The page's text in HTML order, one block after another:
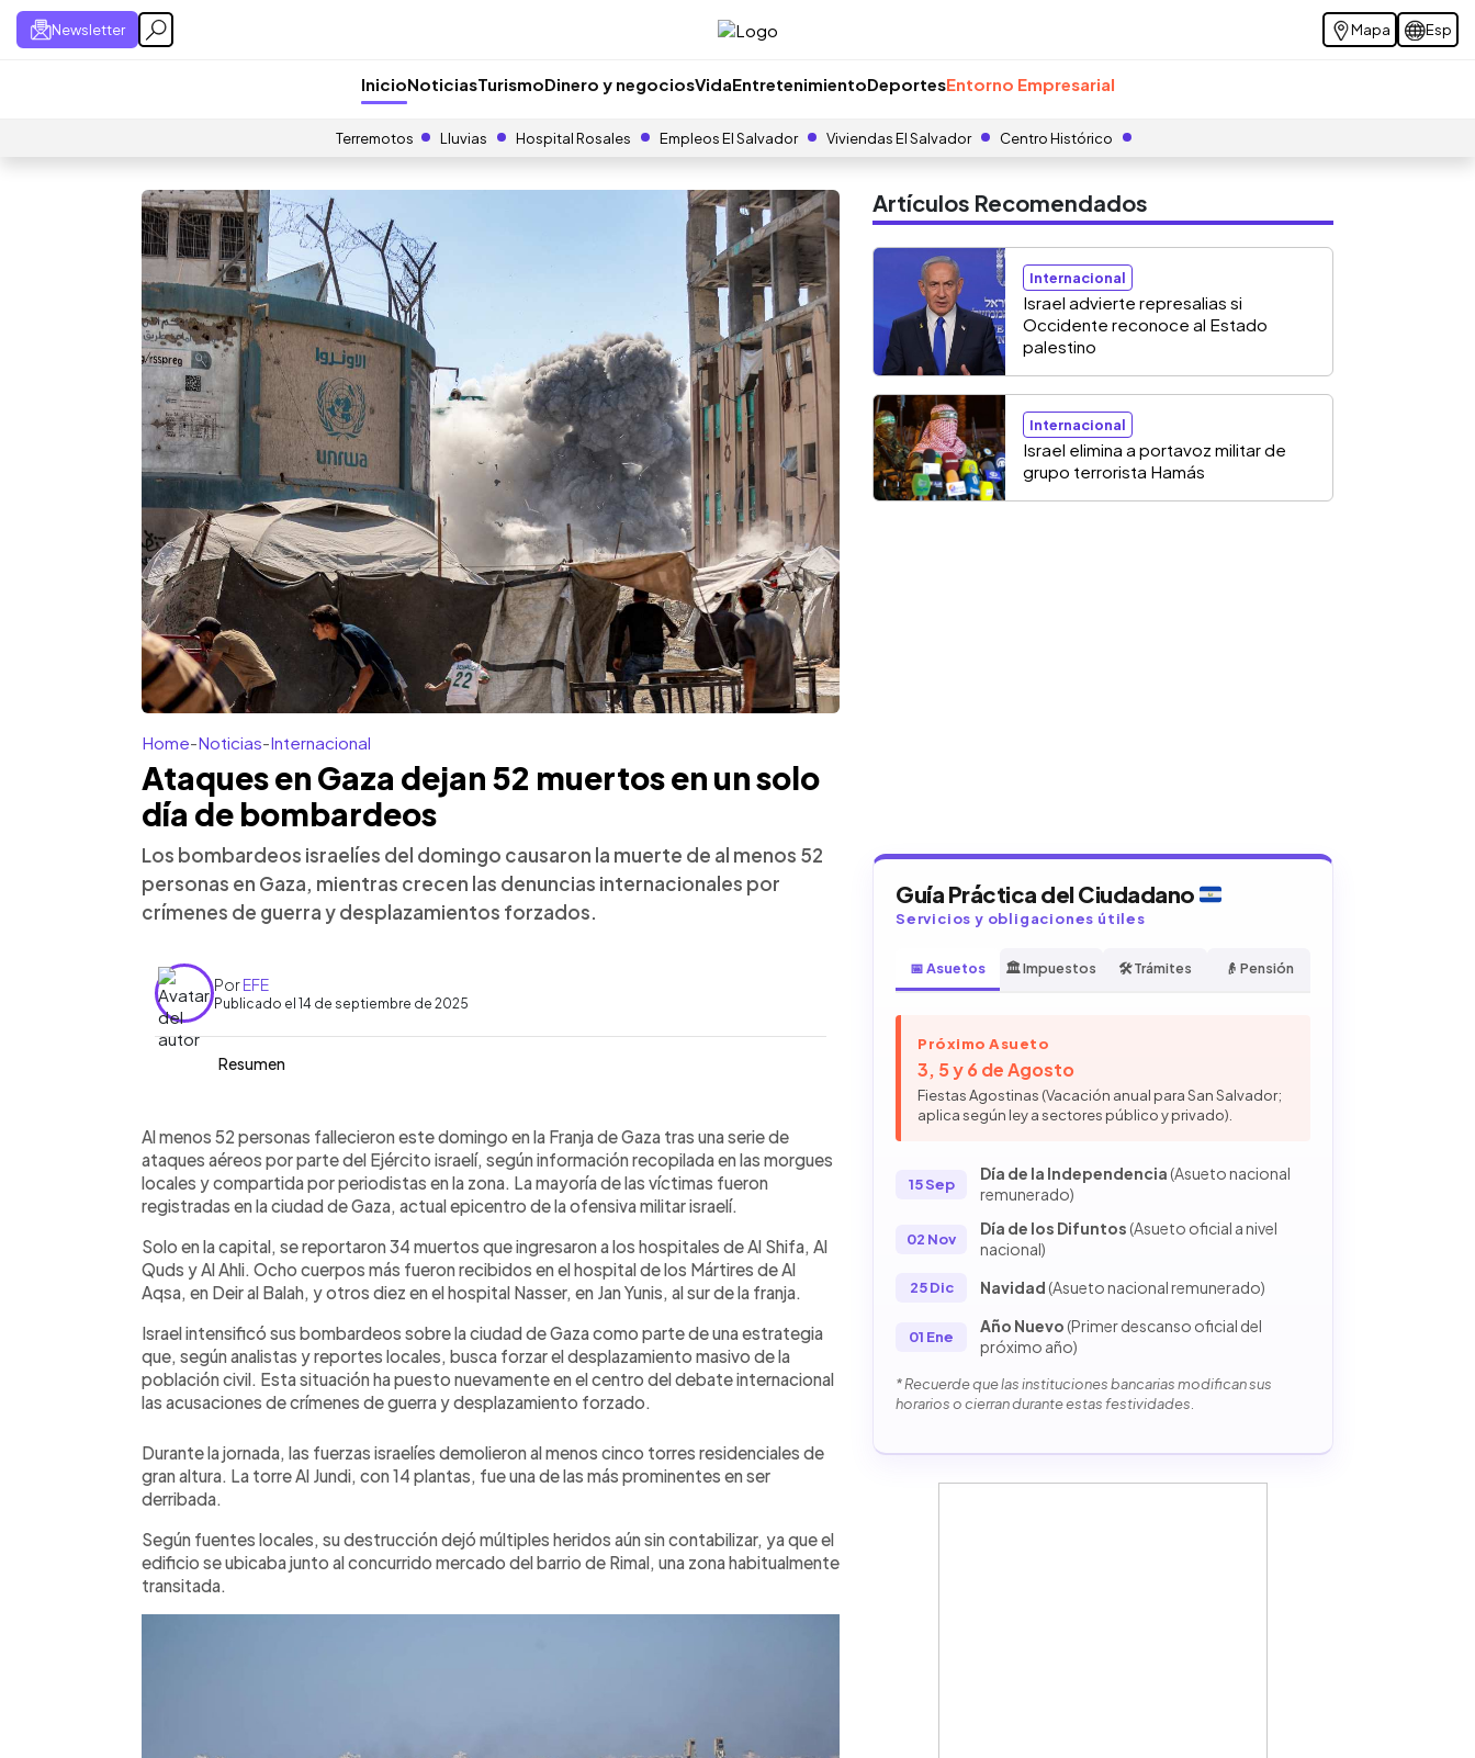
Newsletter Mapa Esp
InicioNoticiasTurismoDinero y negociosVidaEntretenimientoDeportesEntorno Empresarial
Terremotos Lluvias Hospital Rosales Empleos El Salvador Viviendas El Salvador Centro Histórico
Home-Noticias-Internacional
Ataques en Gaza dejan 52 muertos en un solo
día de bombardeos
Los bombardeos israelíes del domingo causaron la muerte de al menos 52
personas en Gaza, mientras crecen las denuncias internacionales por
crímenes de guerra y desplazamientos forzados.
PorEFE
Publicado el 14 de septiembre de 2025
Resumen
► Escuchar artículo
Al menos 52 personas murieron este domingo en Gaza debido a
bombardeos israelíes, con la capital como principal blanco. Israel
intensificó su ofensiva, destruyendo cinco torres, entre ellas la de Al Jundi,
ubicada junto a un mercado. La operación busca desplazar forzosamente a
64,800 gazatíes han muerto, incluidas 19,000 niñas y niños. Hamás, que
gobierna Gaza desde 2007, es considerado grupo terrorista por EE.UU. y
la UE. Organismos internacionales acusan a Israel de genocidio, mientras la
Al menos 52 personas fallecieron este domingo en la Franja de Gaza tras una serie de
ataques aéreos por parte del Ejército israelí, según información recopilada en las morgues
locales y compartida por periodistas en la zona. La mayoría de las víctimas fueron
registradas en la ciudad de Gaza, actual epicentro de la ofensiva militar israelí.
Solo en la capital, se reportaron 34 muertos que ingresaron a los hospitales de Al Shifa, Al
Quds y Al Ahli. Ocho cuerpos más fueron recibidos en el hospital de los Mártires de Al
Aqsa, en Deir al Balah, y otros diez en el hospital Nasser, en Jan Yunis, al sur de la franja.
Israel intensificó sus bombardeos sobre la ciudad de Gaza como parte de una estrategia
que, según analistas y reportes locales, busca forzar el desplazamiento masivo de la
población civil. Esta situación ha puesto nuevamente en el centro del debate internacional
las acusaciones de crímenes de guerra y desplazamiento forzado.
Durante la jornada, las fuerzas israelíes demolieron al menos cinco torres residenciales de
gran altura. La torre Al Jundi, con 14 plantas, fue una de las más prominentes en ser
derribada.
Según fuentes locales, su destrucción dejó múltiples heridos aún sin contabilizar, ya que el
edificio se ubicaba junto al concurrido mercado del barrio de Rimal, una zona habitualmente
transitada.
Artículos Recomendados
Internacional
Israel advierte represalias si
Occidente reconoce al Estado
palestino
Internacional
Israel elimina a portavoz militar de
grupo terrorista Hamás
Guía Práctica del Ciudadano
Servicios y obligaciones útiles
📅 Asuetos 🏛️ Impuestos 🛠️ Trámites 👴 Pensión
Próximo Asueto
3, 5 y 6 de Agosto
Fiestas Agostinas (Vacación anual para San Salvador;
aplica según ley a sectores público y privado).
15 Sep
Día de la Independencia(Asueto nacional
remunerado)
02 Nov
Día de los Difuntos(Asueto oficial a nivel
nacional)
25 Dic Navidad(Asueto nacional remunerado)
01 Ene
Año Nuevo(Primer descanso oficial del
próximo año)
* Recuerde que las instituciones bancarias modifican sus
horarios o cierran durante estas festividades.